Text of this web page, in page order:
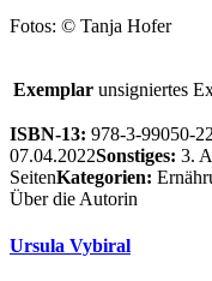
Fotos: © Tanja Hofer
Exemplar unsigniertes
ISBN-13: 978-3-99050-
07.04.2022Sonstiges: 3.
SeitenKategorien:
Über die Autorin
Ursula Vybiral